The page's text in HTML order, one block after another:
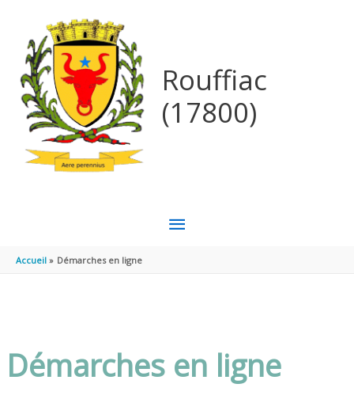
Rouffiac
(17800)
MENU
Accueil Démarches en ligne
Démarches en ligne